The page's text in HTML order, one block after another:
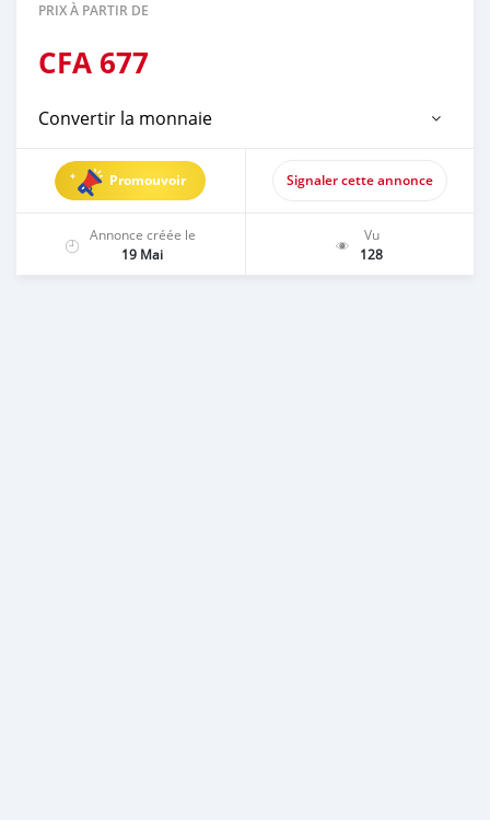
PRIX À PARTIR DE
CFA 677
Convertir la monnaie
Promouvoir Signaler cette annonce
Annonce créée le
19 Mai
Vu
128